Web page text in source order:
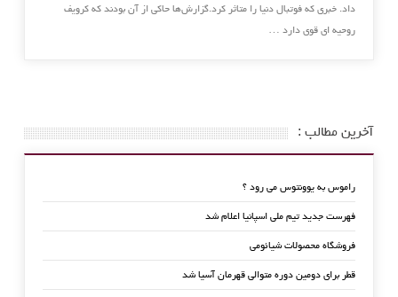
داد. خبری که فوتبال دنیا را متاثر کرد.گزارش‌ها حاکی از آن بودند که کرویف
روحیه ای قوی دارد …
آخرین مطالب :
راموس به یوونتوس می رود ؟
فهرست جدید تیم ملی اسپانیا اعلام شد
فروشگاه محصولات شیائومی
قطر برای دومین دوره متوالی قهرمان آسیا شد